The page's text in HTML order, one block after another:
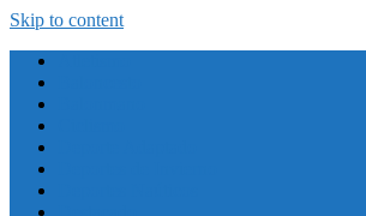
Skip to content